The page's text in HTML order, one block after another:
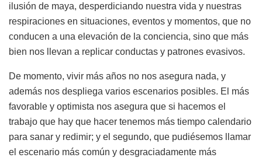
ilusión de maya, desperdiciando nuestra vida y nuestras
respiraciones en situaciones, eventos y momentos, que no
conducen a una elevación de la conciencia, sino que más
bien nos llevan a replicar conductas y patrones evasivos.
De momento, vivir más años no nos asegura nada, y
además nos despliega varios escenarios posibles. El más
favorable y optimista nos asegura que si hacemos el
trabajo que hay que hacer tenemos más tiempo calendario
para sanar y redimir; y el segundo, que pudiésemos llamar
el escenario más común y desgraciadamente más